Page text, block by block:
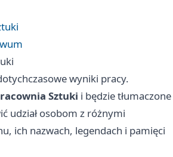
wyniki pracy.
Sztuki i będzie tłumaczone
udział osobom z różnymi
ich nazwach, legendach i pamięci